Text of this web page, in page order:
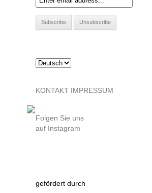
KONTAKT IMPRESSUM
Folgen Sie uns
auf Instagram
gefördert durch